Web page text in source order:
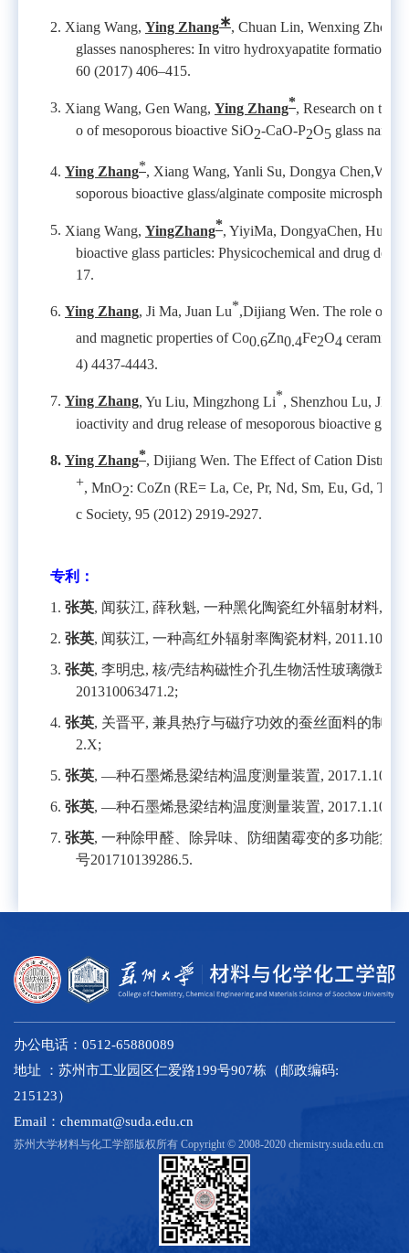
2. Xiang Wang, Ying Zhang∗, Chuan Lin, Wenxing Zhong.
glasses nanospheres: In vitro hydroxyapatite formation
60 (2017) 406–415.
3. Xiang Wang, Gen Wang, Ying Zhang*, Research on the
o of mesoporous bioactive SiO2-CaO-P2O5 glass
4. Ying Zhang*, Xiang Wang, Yanli Su, Dongya
soporous bioactive glass/alginate composite
5. Xiang Wang, YingZhang*, YiyiMa, DongyaChen,
bioactive glass particles: Physicochemical and drug
17.
6. Ying Zhang, Ji Ma, Juan Lu*,Dijiang Wen. The role of Eu
and magnetic properties of Co0.6Zn0.4Fe2O4 ceramics
4) 4437-4443.
7. Ying Zhang, Yu Liu, Mingzhong Li*, Shenzhou Lu,
ioactivity and drug release of mesoporous bioactive
8. Ying Zhang*, Dijiang Wen. The Effect of Cation
+, MnO2: CoZn (RE= La, Ce, Pr, Nd, Sm, Eu, Gd, Tb
c Society, 95 (2012) 2919-2927.
专利：
1. 张英, 闻荻江, 薛秋魁, 一种黑化陶瓷红外辐射材料,
2. 张英, 闻荻江, 一种高红外辐射率陶瓷材料, 2011.10.19,
3. 张英, 李明忠, 核/壳结构磁性介孔生物活性玻璃微球材
201310063471.2;
4. 张英, 关晋平, 兼具热疗与磁疗功效的蚕丝面料的制备
2.X;
5. 张英, —种石墨烯悬梁结构温度测量装置, 2017.1.10,
6. 张英, —种石墨烯悬梁结构温度测量装置, 2017.1.10,
7. 张英, 一种除甲醛、除异味、防细菌霉变的多功能复
号201710139286.5.
办公电话：0512-65880089
地址 ：苏州市工业园区仁爱路199号907栋（邮政编码:
215123）
Email：chemmat@suda.edu.cn
苏州大学材料与化工学部版权所有 Copyright © 2008-2020 chemistry.suda.edu.cn